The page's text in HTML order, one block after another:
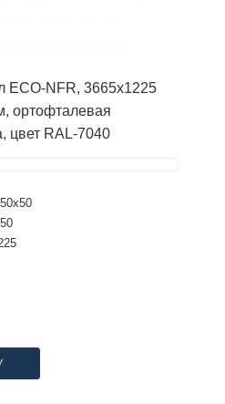
ECO-NFR, 3665х1225
ортофталевая
цвет RAL-7040
50х50
50